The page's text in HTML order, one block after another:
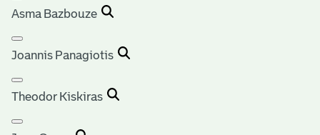
Asma Bazbouze
Joannis Panagiotis
Theodor Kiskiras